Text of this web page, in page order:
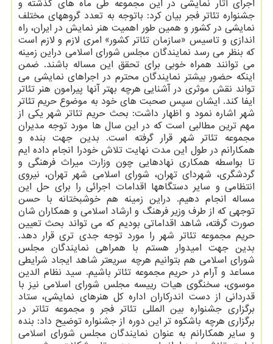
اجرای آثار نمایشی در این مجموعه طی ماه های گذشته و
جشنواره تئاتر فجر بیان کرد: باتوجه به تعدد گروههای مختلف
نمایشی در کشور و همین طور اهمیت هنر نمایش در ایران، راه
اندازی و تاسیس «سازمان تئاتر کشور» امری لازم و لازم است
که بنظر می رسد نمایندگان مجلس شورای اسلامی دراین زمینه
می توانند همراه خوبی برای تحقق این مساله باشند. ضمن
اینکه حضور بیشتر نمایندگان محترم در اجراهای نمایشی می
تواند نقش موثری در آشنایی هرچه بهتر آنها پیرامون هنر تئاتر
ایفا کند. ایشان سپس صحبت های خود به موضوع حریم تئاتر
شهر اشاره نمود و اظهار داشت: بحث حریم تئاتر شهر یکی از
مهم ترین مطالبی است که در این سال ها مورد توجه مدیران
مجموعه تئاتر شهر قرار گرفته است. بدین جهت بنده و
همکارانم در طول این مدت نهایت تلاش خودرا انجام داده ایم
تا بواسطه همکاری نهادهایی چون وزارت میراث فرهنگی و
گردشگری، شهردای تهران، شورای اسلامی شهر تهران، نیروی
انتظامی و سایر دستگاهها اقدامات اجرائی را برای حل این
مساله انجام دهیم. دراین زمینه هم خوشبختانه با حسن
توجهی که از طرف وزیر فرهنگ و ارشاد اسلامی و همکاران شان
صورت گرفته، شاهد اقداماتی بودیم که می تواند بحث تعیین
حریم مجموعه تئاتر شهر را مورد توجه جدی تری قرار دهد.
بدین جهت امیدوار هستم با همراهی نمایندگان مجلس
شورای اسلامی هم بتوانیم هرچه سریعتر شاهد ایجاد شرایطی
مساعد و آرام در حریم مجموعه تئاتر باشیم. سید نظام الدین
موسوی، سخنگوی هیات رییسه مجلس شورای اسلامی نیز با
قدردانی از دست اندرکاران اداره کل هنرهای نمایشی، ستاد
برگزاری جشنواره بین المللی تئاتر فجر و مجموعه تئاتر در
برگزاری هرچه باشکوه تر این دوره از جشنواره توضیح داد: بنده
و سایر همکارانم به عنوان نمایندگان مجلس شورای اسلامی